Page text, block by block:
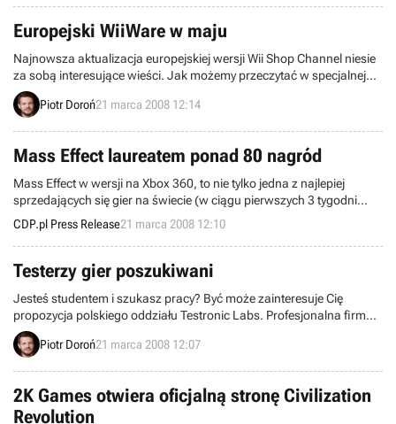
Europejski WiiWare w maju
Najnowsza aktualizacja europejskiej wersji Wii Shop Channel niesie
za sobą interesujące wieści. Jak możemy przeczytać w specjalnej
notce informującej o tym fakcie użytkowników konsoli Wii, debiut
usługi WiiWare w regionach objętych systemem PAL (Europa i
Piotr Doroń21 marca 2008 12:14
Mass Effect laureatem ponad 80 nagród
Mass Effect w wersji na Xbox 360, to nie tylko jedna z najlepiej
sprzedających się gier na świecie (w ciągu pierwszych 3 tygodni
sprzedano ponad milion egzemplarzy na całym świecie!). Mass
Effect to również jedna z najwyżej ocenianych gier w historii -
otrzymała od zachodnich mediów ponad 80 nagród.
CDP.pl Press Release21 marca 2008 12:10
Testerzy gier poszukiwani
Jesteś studentem i szukasz pracy? Być może zainteresuje Cię
propozycja polskiego oddziału Testronic Labs. Profesjonalna firma
testowa z branży rozrywki domowej oraz gier wideo poszukuje
pracowników, którzy mogliby współtworzyć dział testów
Piotr Doroń21 marca 2008 12:07
2K Games otwiera oficjalną stronę Civilization
Revolution